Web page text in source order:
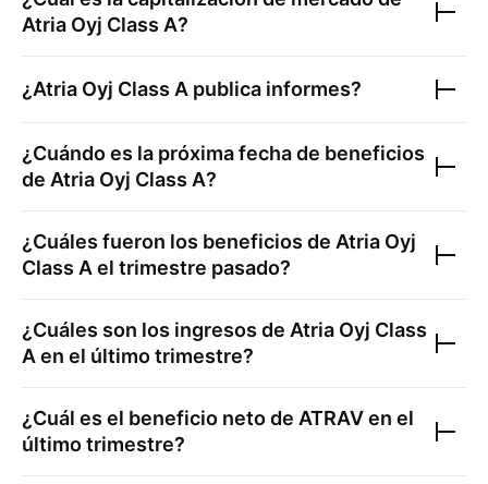
Atria Oyj Class A?
¿Atria Oyj Class A publica informes?
¿Cuándo es la próxima fecha de beneficios
de Atria Oyj Class A?
¿Cuáles fueron los beneficios de Atria Oyj
Class A el trimestre pasado?
¿Cuáles son los ingresos de Atria Oyj Class
A en el último trimestre?
¿Cuál es el beneficio neto de ATRAVen el
último trimestre?